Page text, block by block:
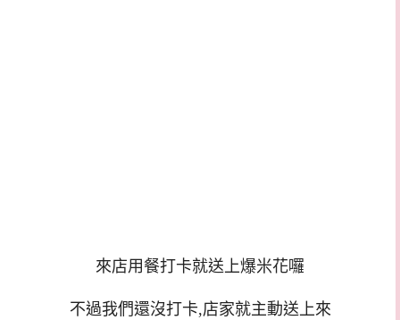
來店用餐打卡就送上爆米花囉
不過我們還沒打卡,店家就主動送上來